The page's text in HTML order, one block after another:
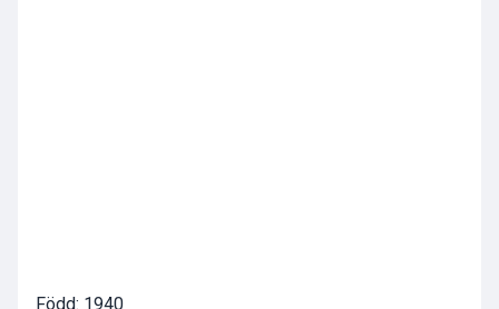
Född: 1940